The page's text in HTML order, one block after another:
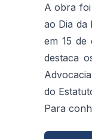
A obra
ao Dia da
em 15 de
destaca
do
Para